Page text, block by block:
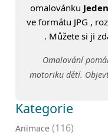
omalovánku
ve formátu JPG ,
. Můžete si ji
Omalování
motoriku dětí.
Kategorie
Animace (116)